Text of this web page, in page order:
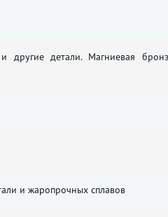
другие детали. Магниевая
и жаропрочных сплавов